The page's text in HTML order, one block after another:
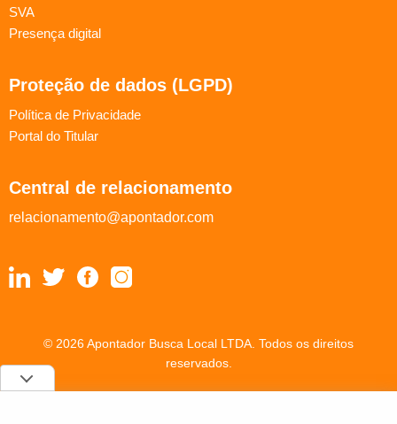
SVA
Presença digital
Proteção de dados (LGPD)
Política de Privacidade
Portal do Titular
Central de relacionamento
relacionamento@apontador.com
© 2026 Apontador Busca Local LTDA. Todos os direitos
reservados.